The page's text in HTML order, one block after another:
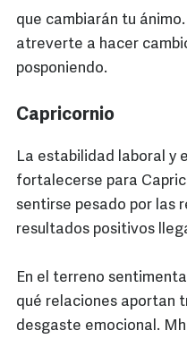
que cambiarán tu
atreverte a hacer
posponiendo.
Capricornio
La estabilidad laboral y
fortalecerse para
sentirse pesado por las
resultados positivos
En el terreno
qué relaciones aportan
desgaste emocional.